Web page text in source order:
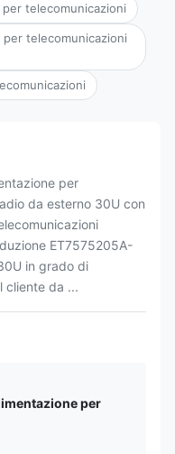
telecomunicazioni
telecomunicazioni
per
da esterno 30U con
ET7575205A-
in grado di
cliente da ...
per